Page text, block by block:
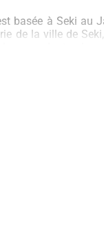
basée à Seki au
de la ville de